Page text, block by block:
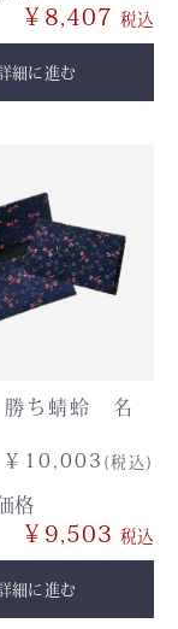
￥8,407
細に進む
ち蜻蛉 名
￥10,003 (税込)
格
￥9,503
細に進む